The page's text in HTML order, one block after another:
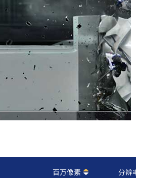
百万像素 分辨率